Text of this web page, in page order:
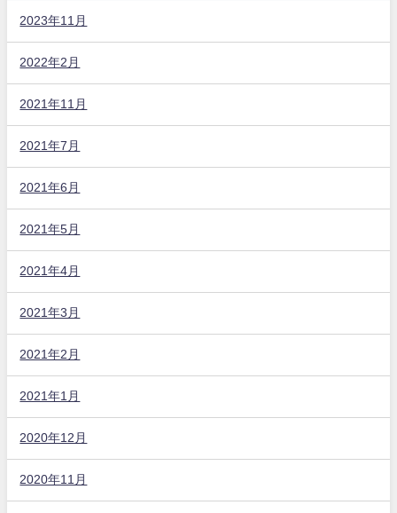
2023年11月
2022年2月
2021年11月
2021年7月
2021年6月
2021年5月
2021年4月
2021年3月
2021年2月
2021年1月
2020年12月
2020年11月